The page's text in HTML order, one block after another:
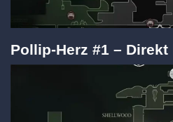
Pollip-Herz #1 –